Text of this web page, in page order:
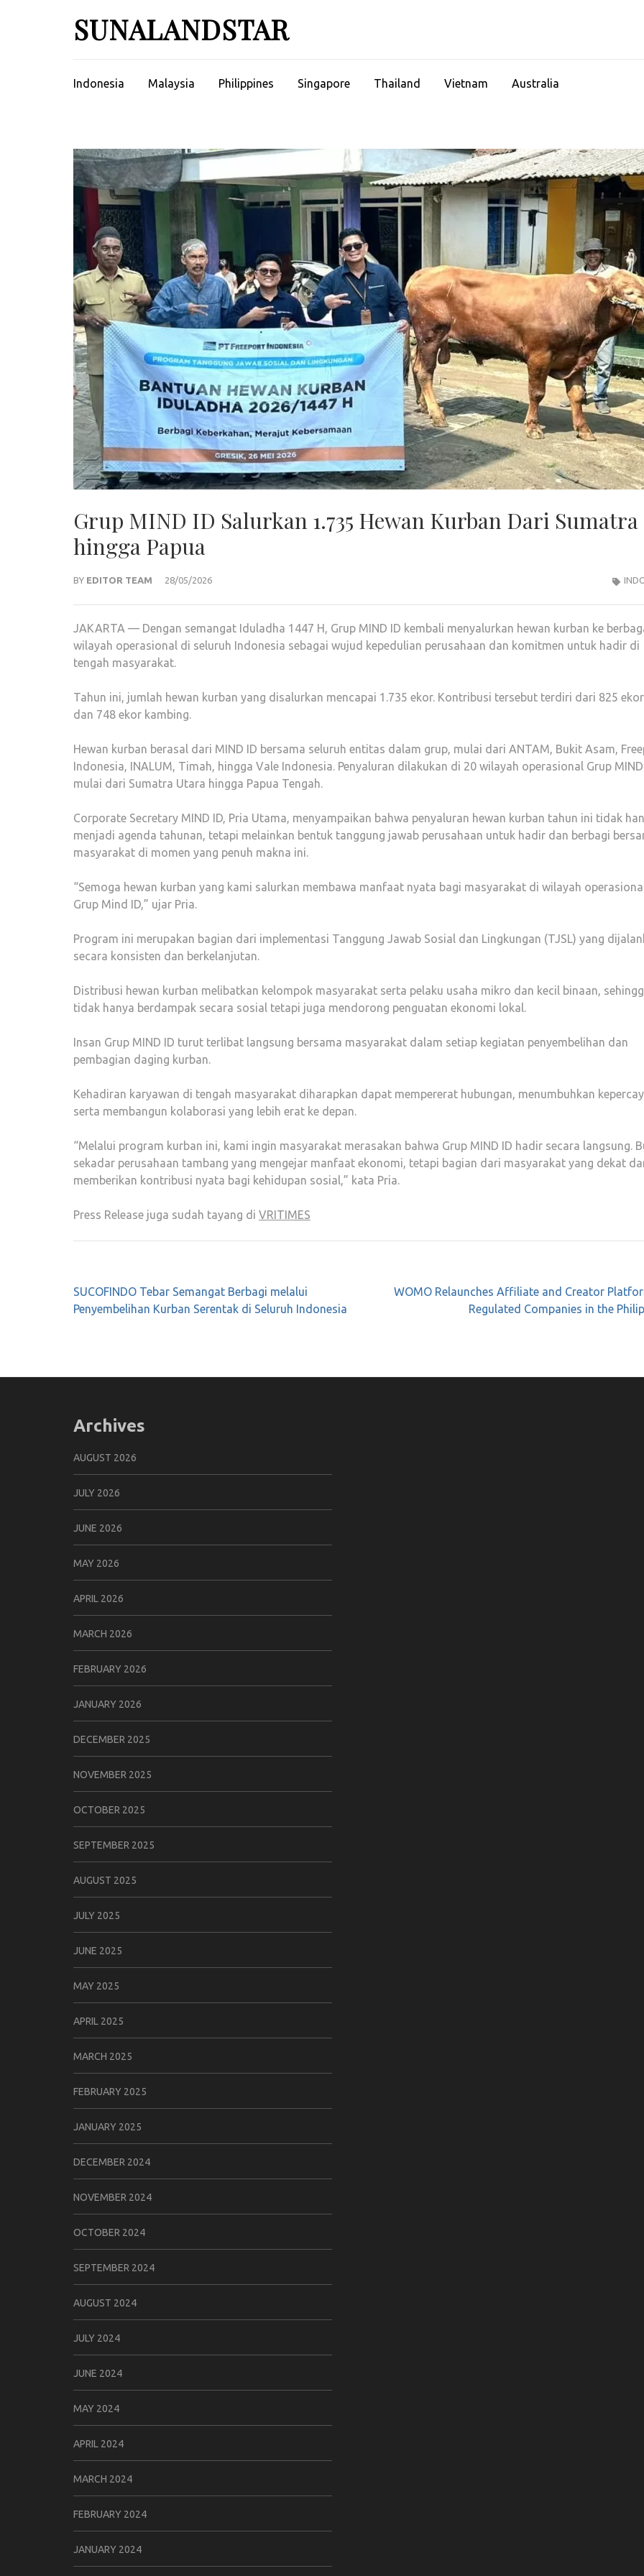
SUNALANDSTAR
Indonesia Malaysia Philippines Singapore Thailand Vietnam Australia
Grup MIND ID Salurkan 1.735 Hewan Kurban Dari Sumatra
hingga Papua
BY EDITOR TEAM 28/05/2026
JAKARTA — Dengan semangat Iduladha 1447 H, Grup MIND ID kembali menyalurkan hewan kurban ke
wilayah operasional di seluruh Indonesia sebagai wujud kepedulian perusahaan dan komitmen untuk hadir di
tengah masyarakat.
Tahun ini, jumlah hewan kurban yang disalurkan mencapai 1.735 ekor. Kontribusi tersebut terdiri dari 825
dan 748 ekor kambing.
Hewan kurban berasal dari MIND ID bersama seluruh entitas dalam grup, mulai dari ANTAM, Bukit Asam,
Indonesia, INALUM, Timah, hingga Vale Indonesia. Penyaluran dilakukan di 20 wilayah operasional Grup MIND
mulai dari Sumatra Utara hingga Papua Tengah.
Corporate Secretary MIND ID, Pria Utama, menyampaikan bahwa penyaluran hewan kurban tahun ini tidak
menjadi agenda tahunan, tetapi melainkan bentuk tanggung jawab perusahaan untuk hadir dan berbagi
masyarakat di momen yang penuh makna ini.
“Semoga hewan kurban yang kami salurkan membawa manfaat nyata bagi masyarakat di wilayah
Grup Mind ID,” ujar Pria.
Program ini merupakan bagian dari implementasi Tanggung Jawab Sosial dan Lingkungan (TJSL) yang
secara konsisten dan berkelanjutan.
Distribusi hewan kurban melibatkan kelompok masyarakat serta pelaku usaha mikro dan kecil binaan,
tidak hanya berdampak secara sosial tetapi juga mendorong penguatan ekonomi lokal.
Insan Grup MIND ID turut terlibat langsung bersama masyarakat dalam setiap kegiatan penyembelihan dan
pembagian daging kurban.
Kehadiran karyawan di tengah masyarakat diharapkan dapat mempererat hubungan, menumbuhkan
serta membangun kolaborasi yang lebih erat ke depan.
“Melalui program kurban ini, kami ingin masyarakat merasakan bahwa Grup MIND ID hadir secara langsung.
sekadar perusahaan tambang yang mengejar manfaat ekonomi, tetapi bagian dari masyarakat yang dekat
memberikan kontribusi nyata bagi kehidupan sosial,” kata Pria.
Press Release juga sudah tayang di VRITIMES
Post
navigation
SUCOFINDO Tebar Semangat Berbagi melalui
Penyembelihan Kurban Serentak di Seluruh Indonesia
WOMO Relaunches Affiliate and Creator
Regulated Companies in the
Archives
AUGUST 2026
JULY 2026
JUNE 2026
MAY 2026
APRIL 2026
MARCH 2026
FEBRUARY 2026
JANUARY 2026
DECEMBER 2025
NOVEMBER 2025
OCTOBER 2025
SEPTEMBER 2025
AUGUST 2025
JULY 2025
JUNE 2025
MAY 2025
APRIL 2025
MARCH 2025
FEBRUARY 2025
JANUARY 2025
DECEMBER 2024
NOVEMBER 2024
OCTOBER 2024
SEPTEMBER 2024
AUGUST 2024
JULY 2024
JUNE 2024
MAY 2024
APRIL 2024
MARCH 2024
FEBRUARY 2024
JANUARY 2024